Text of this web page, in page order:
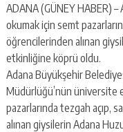
mecidiyeköy
escort
taksim
escort
beşiktaş
escort
ADANA (GÜNEY HABER)
okumak için semt
öğrencilerinden alınan
etkinliğine köprü oldu.
Adana Büyükşehir
Müdürlüğü’nün
pazarlarında tezgah açıp,
alınan giysilerin Adana